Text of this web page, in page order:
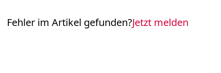
Fehler im Artikel gefunden?Jetzt melden